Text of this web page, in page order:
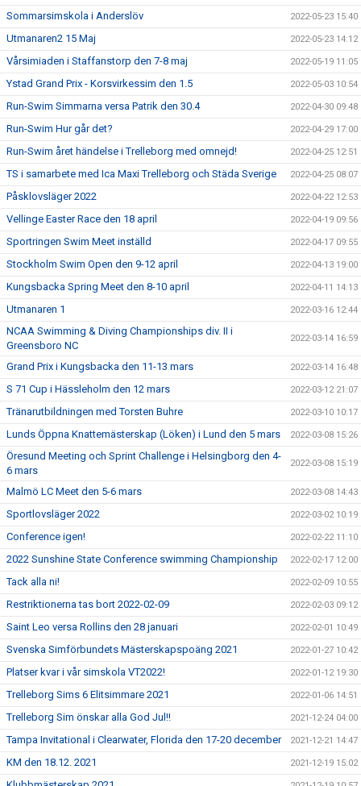
Sommarsimskola i Anderslöv 2022-05-23 15:40
Utmanaren2 15 Maj 2022-05-23 14:12
Vårsimiaden i Staffanstorp den 7-8 maj 2022-05-19 11:05
Ystad Grand Prix - Korsvirkessim den 1.5 2022-05-03 10:54
Run-Swim Simmarna versa Patrik den 30.4 2022-04-30 09:48
Run-Swim Hur går det? 2022-04-29 17:00
Run-Swim året händelse i Trelleborg med omnejd! 2022-04-25 12:51
TS i samarbete med Ica Maxi Trelleborg och Städa Sverige 2022-04-25 08:07
Påsklovsläger 2022 2022-04-22 12:53
Vellinge Easter Race den 18 april 2022-04-19 09:56
Sportringen Swim Meet inställd 2022-04-17 09:55
Stockholm Swim Open den 9-12 april 2022-04-13 19:00
Kungsbacka Spring Meet den 8-10 april 2022-04-11 14:13
Utmanaren 1 2022-03-16 12:44
NCAA Swimming & Diving Championships div. II i
Greensboro NC
2022-03-14 16:59
Grand Prix i Kungsbacka den 11-13 mars 2022-03-14 16:48
S 71 Cup i Hässleholm den 12 mars 2022-03-12 21:07
Tränarutbildningen med Torsten Buhre 2022-03-10 10:17
Lunds Öppna Knattemästerskap (Löken) i Lund den 5 mars 2022-03-08 15:26
Öresund Meeting och Sprint Challenge i Helsingborg den 4-
6 mars
2022-03-08 15:19
Malmö LC Meet den 5-6 mars 2022-03-08 14:43
Sportlovsläger 2022 2022-03-02 10:19
Conference igen! 2022-02-22 11:10
2022 Sunshine State Conference swimming Championship 2022-02-17 12:00
Tack alla ni! 2022-02-09 10:55
Restriktionerna tas bort 2022-02-09 2022-02-03 09:12
Saint Leo versa Rollins den 28 januari 2022-02-01 10:49
Svenska Simförbundets Mästerskapspoäng 2021 2022-01-27 10:42
Platser kvar i vår simskola VT2022! 2022-01-12 19:30
Trelleborg Sims 6 Elitsimmare 2021 2022-01-06 14:51
Trelleborg Sim önskar alla God Jul!! 2021-12-24 04:00
Tampa Invitational i Clearwater, Florida den 17-20 december 2021-12-21 14:47
KM den 18.12. 2021 2021-12-19 15:02